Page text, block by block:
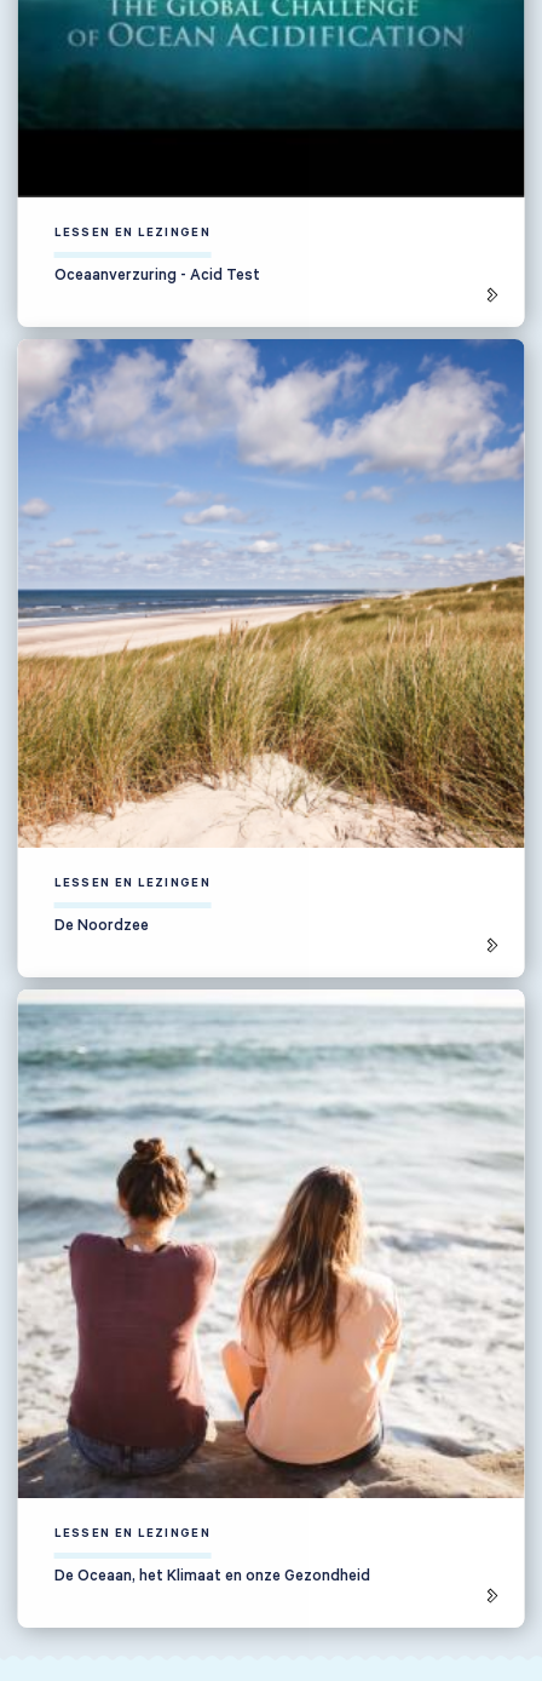
LESSEN EN LEZINGEN
Oceaanverzuring - Acid Test
LESSEN EN LEZINGEN
De Noordzee
LESSEN EN LEZINGEN
De Oceaan, het Klimaat en onze Gezondheid